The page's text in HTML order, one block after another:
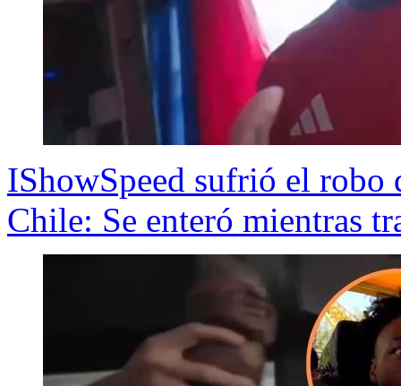
IShowSpeed sufrió el robo
Chile: Se enteró mientras